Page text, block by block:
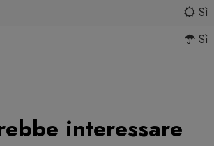
Sì
Sì
interessare